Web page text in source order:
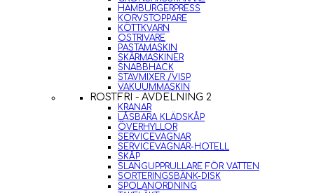
HAMBURGERPRESS
KORVSTOPPARE
KÖTTKVARN
OSTRIVARE
PASTAMASKIN
SKÄRMASKINER
SNABBHACK
STAVMIXER /VISP
VAKUUMMASKIN
ROSTFRI - AVDELNING 2
KRANAR
LÅSBARA KLÄDSKÅP
ÖVERHYLLOR
SERVICEVAGNAR
SERVICEVAGNAR-HOTELL
SKÅP
SLANGUPPRULLARE FÖR VATTEN
SORTERINGSBÄNK-DISK
SPOLANORDNING